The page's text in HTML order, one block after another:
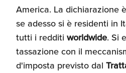
America. La dichiarazione è
se adesso si è residenti in
tutti i redditi worldwide. Si
tassazione con il
d'imposta previsto dal